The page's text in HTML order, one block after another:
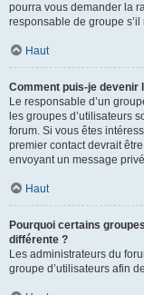
pourra vous demander la
responsable de groupe
Haut
Comment puis-je devenir
Le responsable d’un
les groupes d’utilisateurs
forum. Si vous êtes
premier contact devrait
envoyant un message
Haut
Pourquoi certains
différente ?
Les administrateurs du
groupe d’utilisateurs afin